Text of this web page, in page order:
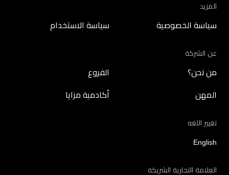
المزيد
سياسة الخصوصية سياسة الاستخدام
عن الشركة
من نحن؟ الفروع
المهن أكادمية مزايا
تغيير اللغه
English
العلامة التجارية الشريكة